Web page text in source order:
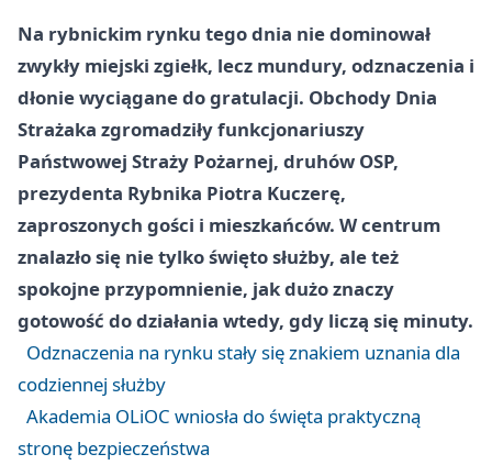
Na rybnickim rynku tego dnia nie dominował
zwykły miejski zgiełk, lecz mundury, odznaczenia i
dłonie wyciągane do gratulacji. Obchody Dnia
Strażaka zgromadziły funkcjonariuszy
Państwowej Straży Pożarnej, druhów OSP,
prezydenta Rybnika Piotra Kuczerę,
zaproszonych gości i mieszkańców. W centrum
znalazło się nie tylko święto służby, ale też
spokojne przypomnienie, jak dużo znaczy
gotowość do działania wtedy, gdy liczą się minuty.
Odznaczenia na rynku stały się znakiem uznania dla
codziennej służby
Akademia OLiOC wniosła do święta praktyczną
stronę bezpieczeństwa